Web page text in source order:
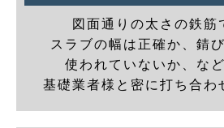
図面通りの太さの鉄筋
スラブの幅は正確か、錆
使われていないか、な
基礎業者様と密に打ち合わ